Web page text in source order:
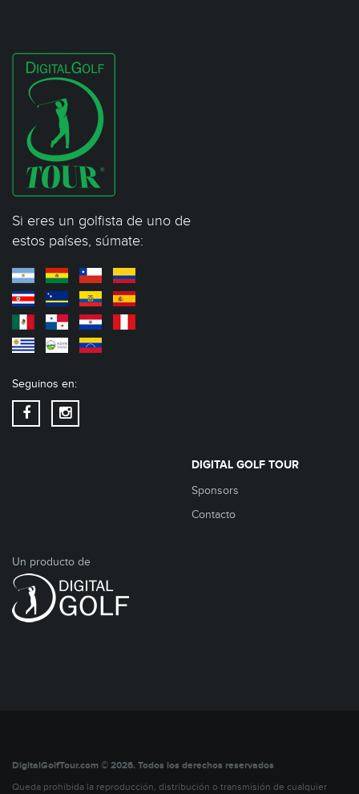
Si eres un golfista de uno de
estos países, súmate:
Seguinos en:
DIGITAL GOLF TOUR
Sponsors
Contacto
Un producto de
DigitalGolfTour.com © 2026. Todos los derechos reservados
Queda prohibida la reproducción, distribución o transmisión de cualquier